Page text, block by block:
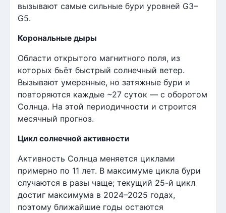
вызывают самые сильные бури уровней G3–
G5.
Корональные дыры
Области открытого магнитного поля, из
которых бьёт быстрый солнечный ветер.
Вызывают умеренные, но затяжные бури и
повторяются каждые ~27 суток — с оборотом
Солнца. На этой периодичности и строится
месячный прогноз.
Цикл солнечной активности
Активность Солнца меняется циклами
примерно по 11 лет. В максимуме цикла бури
случаются в разы чаще; текущий 25-й цикл
достиг максимума в 2024–2025 годах,
поэтому ближайшие годы остаются